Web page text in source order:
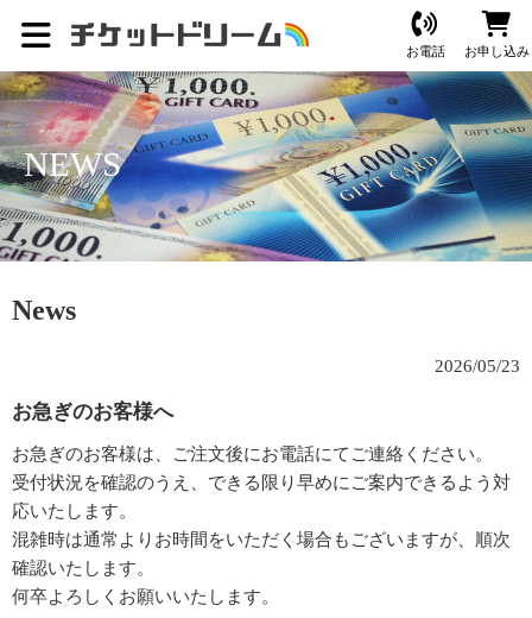
お申し込み
お電話
NEWS
News
2026/05/23
お急ぎのお客様へ
お急ぎのお客様は、ご注文後にお電話にてご連絡ください。
受付状況を確認のうえ、できる限り早めにご案内できるよう対
応いたします。
混雑時は通常よりお時間をいただく場合もございますが、順次
確認いたします。
何卒よろしくお願いいたします。